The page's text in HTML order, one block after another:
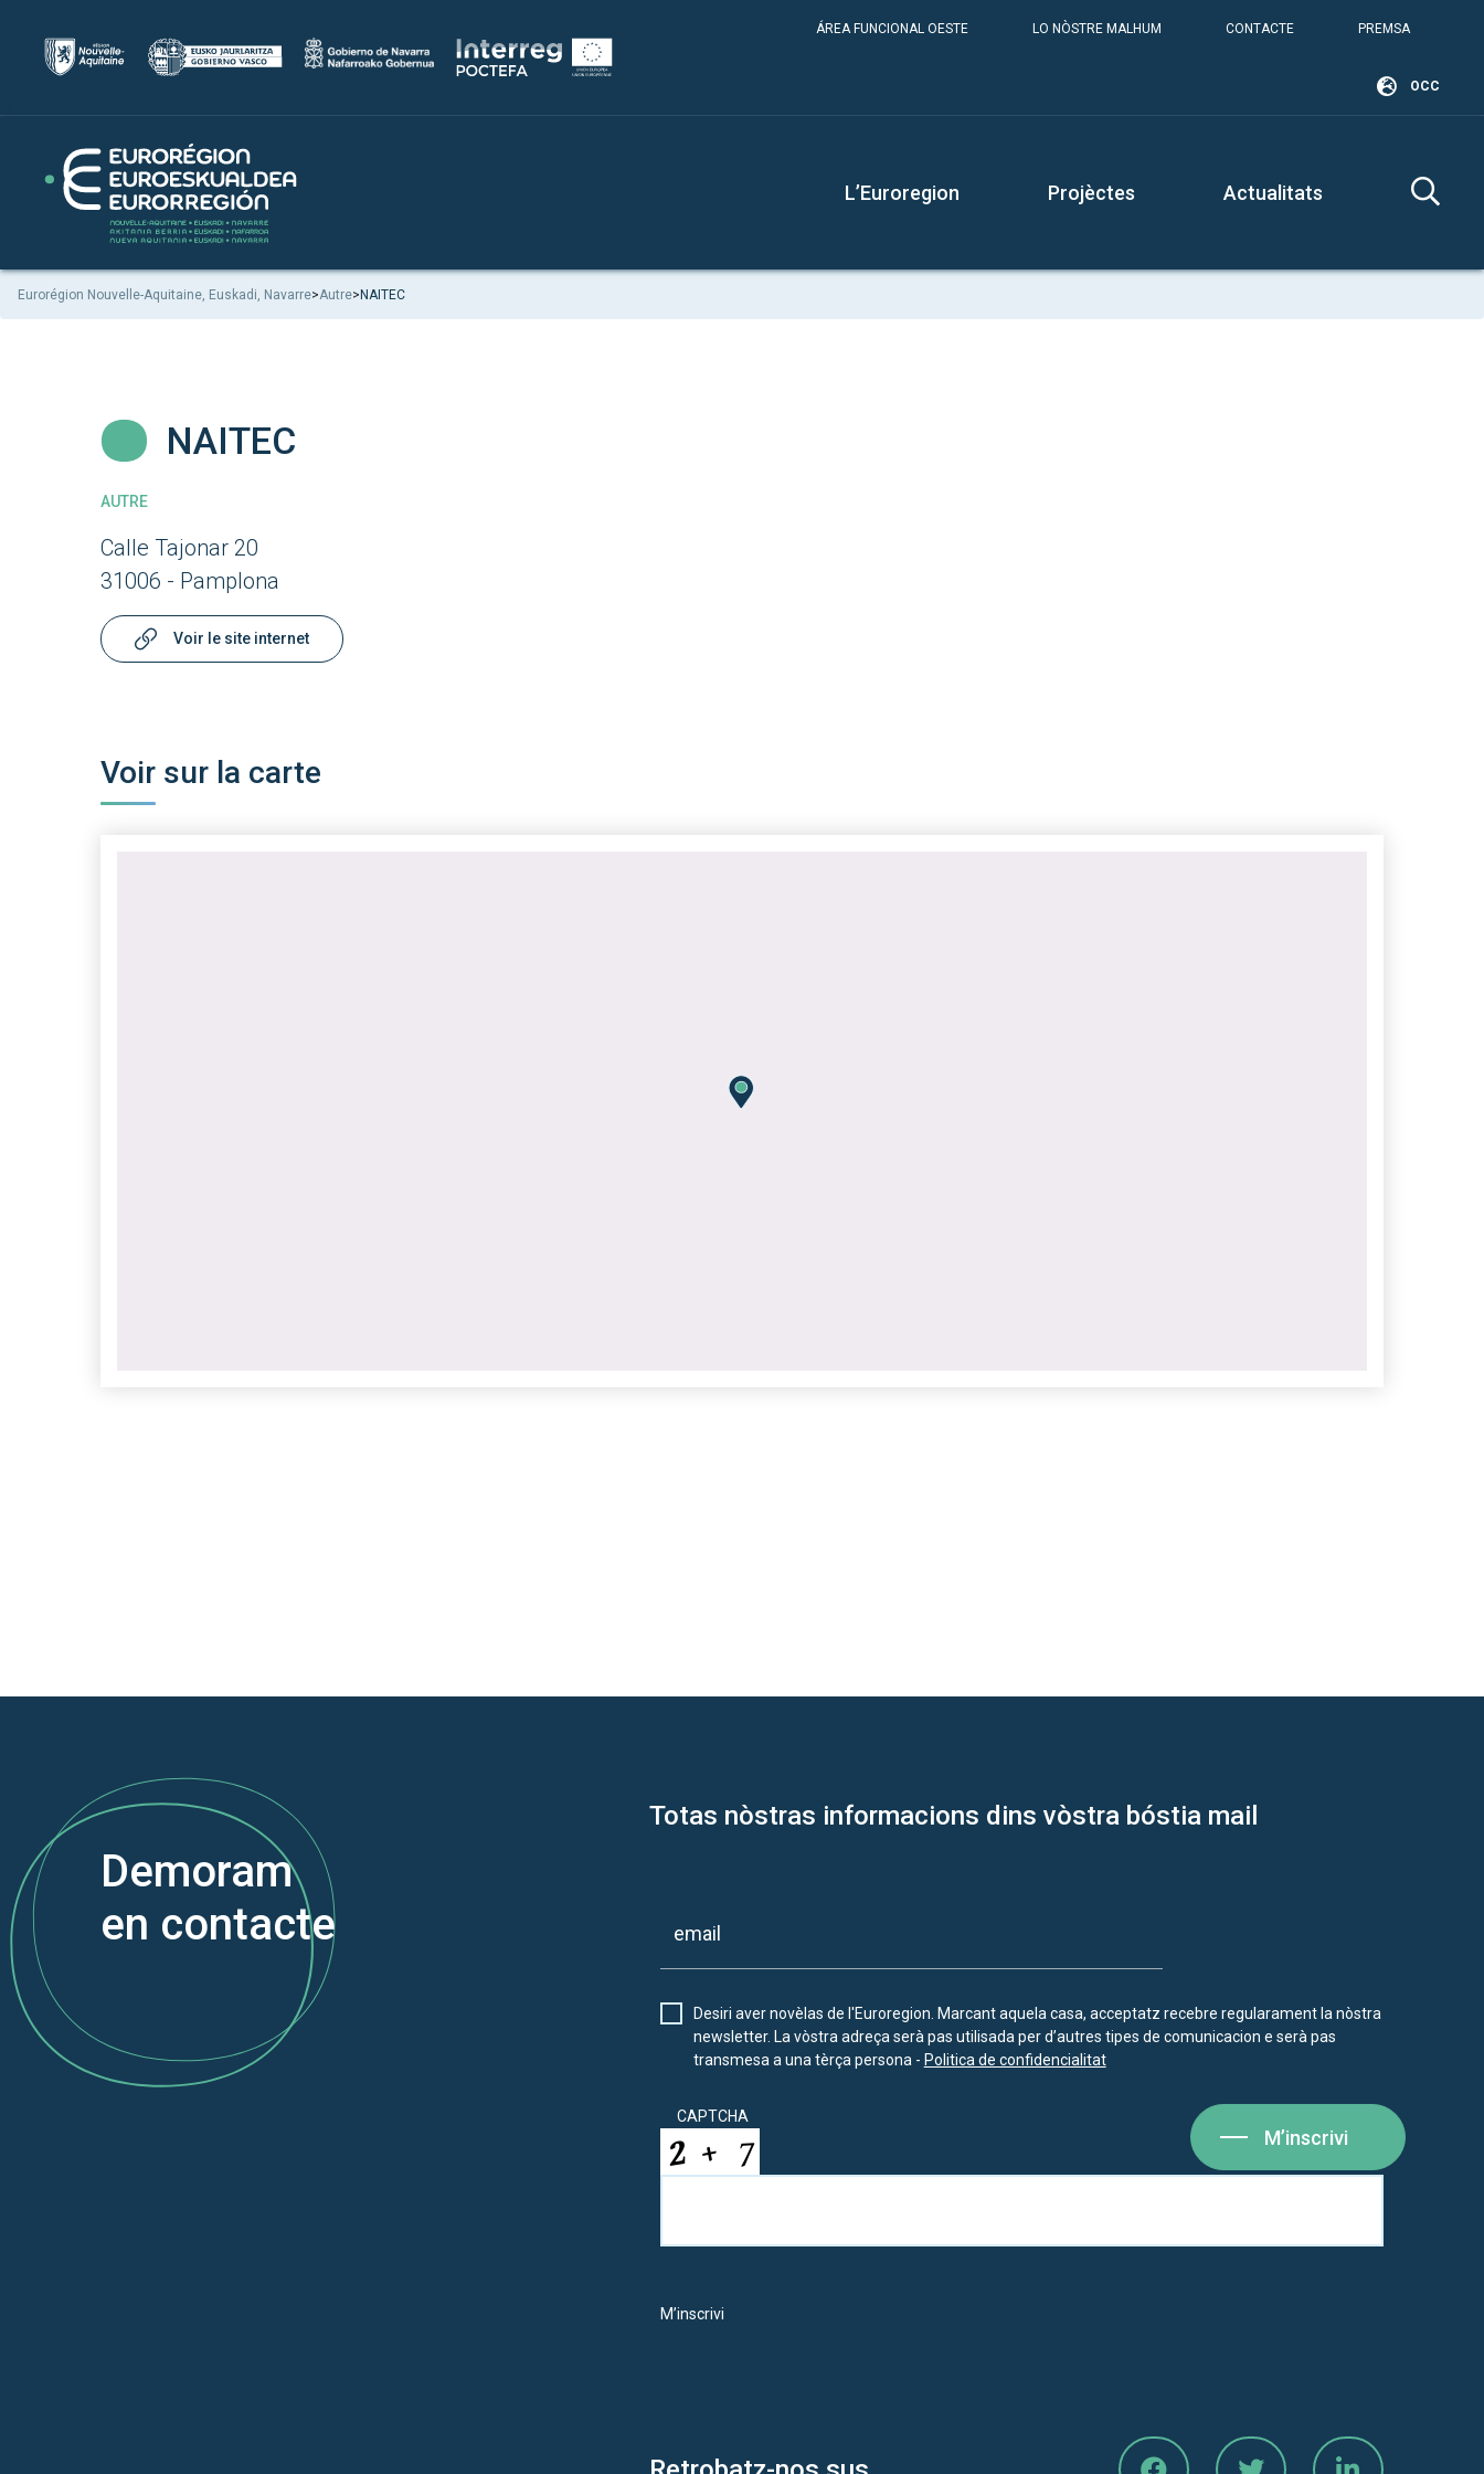
ÁREA FUNCIONAL OESTE LO NÒSTRE MALHUM CONTACTE PREMSA
OCC
L’Euroregion Projèctes Actualitats
Eurorégion Nouvelle-Aquitaine, Euskadi, Navarre>Autre>NAITEC
NAITEC
AUTRE
Calle Tajonar 20
31006 - Pamplona
Voir le site internet
Voir sur la carte
Demoram
en contacte
Totas nòstras informacions dins vòstra bóstia mail
Desiri aver novèlas de l'Euroregion. Marcant aquela casa, acceptatz recebre regularament la nòstra
newsletter. La vòstra adreça serà pas utilisada per d’autres tipes de comunicacion e serà pas
transmesa a una tèrça persona - Politica de confidencialitat
CAPTCHA
M’inscrivi
M’inscrivi